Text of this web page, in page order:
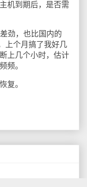
机到期后，是否需
劲，也比国内的
上个月搞了我好几
上几个小时，估计
频。
复。